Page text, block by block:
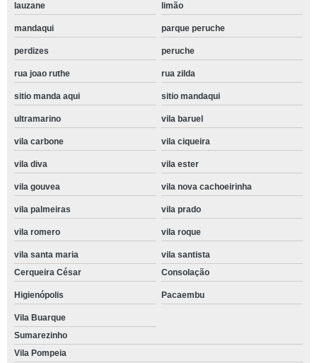
lauzane limão
mandaqui parque peruche
perdizes peruche
rua joao ruthe rua zilda
sitio manda aqui sitio mandaqui
ultramarino vila baruel
vila carbone vila ciqueira
vila diva vila ester
vila gouvea vila nova cachoeirinha
vila palmeiras vila prado
vila romero vila roque
vila santa maria
vila santista
Cerqueira César
Consolação
Higienópolis Pacaembu
Vila Buarque
Sumarezinho
Vila Pompeia